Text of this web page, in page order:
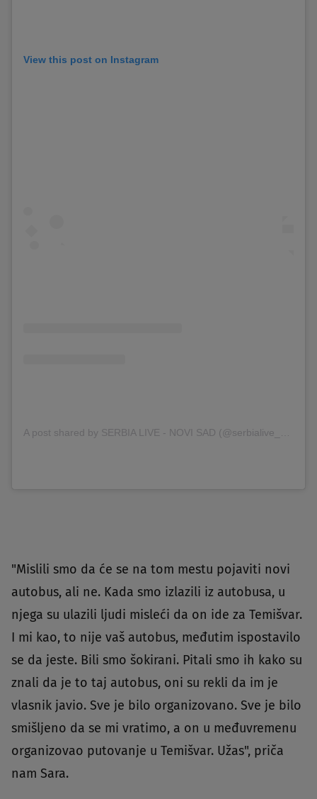
View this post on Instagram
A post shared by SERBIA LIVE - NOVI SAD (@serbialive_novisad)
"Mislili smo da će se na tom mestu pojaviti novi
autobus, ali ne. Kada smo izlazili iz autobusa, u
njega su ulazili ljudi misleći da on ide za Temišvar.
I mi kao, to nije vaš autobus, međutim ispostavilo
se da jeste. Bili smo šokirani. Pitali smo ih kako su
znali da je to taj autobus, oni su rekli da im je
vlasnik javio. Sve je bilo organizovano. Sve je bilo
smišljeno da se mi vratimo, a on u međuvremenu
organizovao putovanje u Temišvar. Užas", priča
nam Sara.